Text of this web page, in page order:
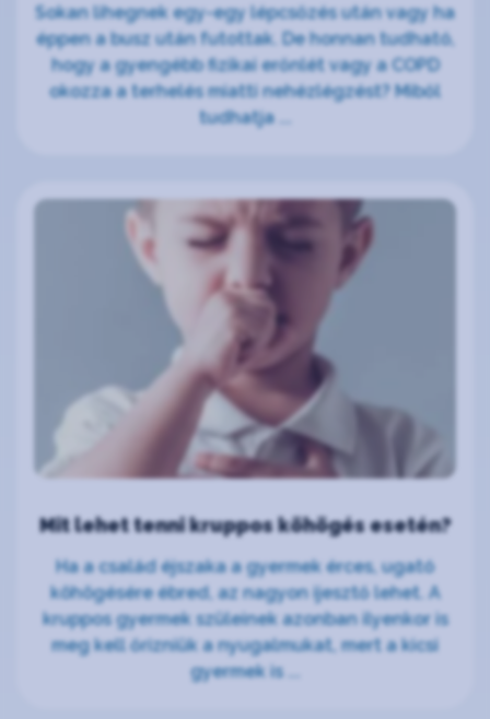
Sokan lihegnek egy-egy lépcsőzés után vagy ha
éppen a busz után futottak. De honnan tudható,
hogy a gyengébb fizikai erőnlét vagy a COPD
okozza a terhelés miatti nehézlégzést? Miből
tudhatja ...
Mit lehet tenni kruppos köhögés esetén?
Ha a család éjszaka a gyermek érces, ugató
köhögésére ébred, az nagyon ijesztő lehet. A
kruppos gyermek szüleinek azonban ilyenkor is
meg kell őrizniük a nyugalmukat, mert a kicsi
gyermek is ...